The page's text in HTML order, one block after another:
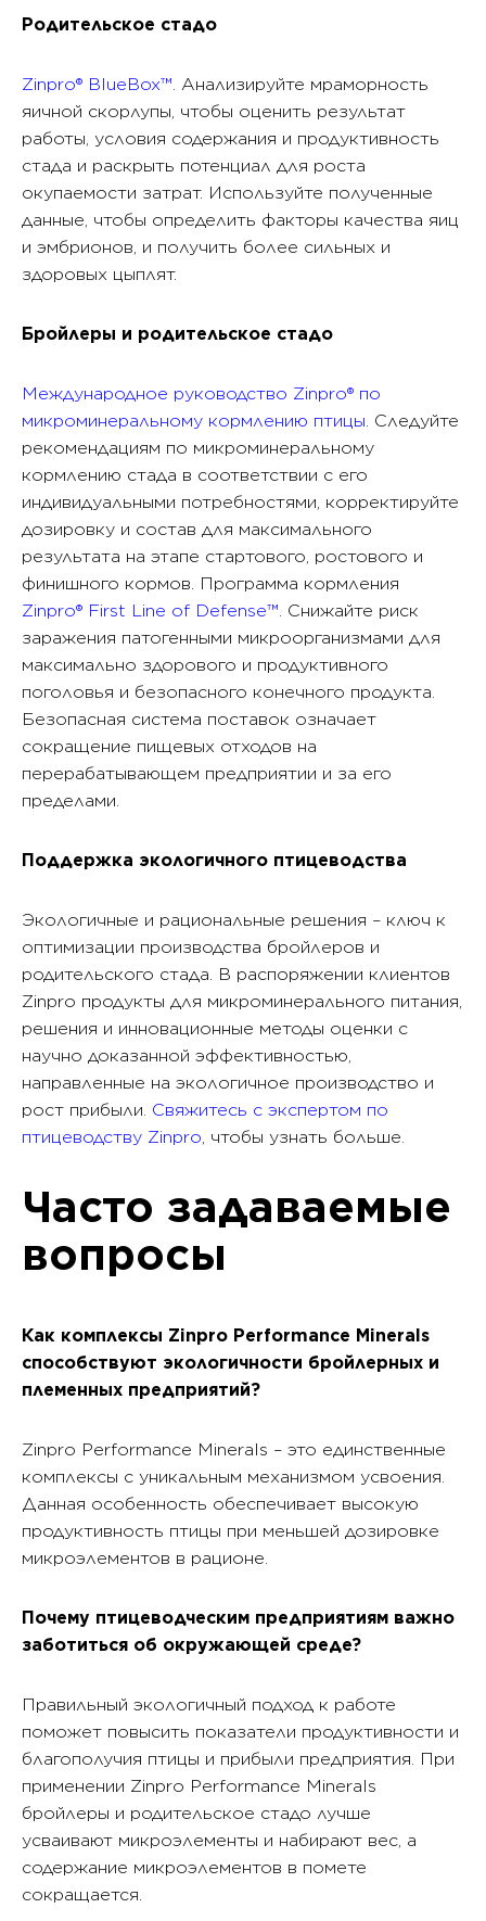
Родительское стадо
Zinpro® BlueBox™. Анализируйте мраморность
яичной скорлупы, чтобы оценить результат
работы, условия содержания и продуктивность
стада и раскрыть потенциал для роста
окупаемости затрат. Используйте полученные
данные, чтобы определить факторы качества яиц
и эмбрионов, и получить более сильных и
здоровых цыплят.
Бройлеры и родительское стадо
Международное руководство Zinpro® по
микроминеральному кормлению птицы. Следуйте
рекомендациям по микроминеральному
кормлению стада в соответствии с его
индивидуальными потребностями, корректируйте
дозировку и состав для максимального
результата на этапе стартового, ростового и
финишного кормов. Программа кормления
Zinpro® First Line of Defense™. Снижайте риск
заражения патогенными микроорганизмами для
максимально здорового и продуктивного
поголовья и безопасного конечного продукта.
Безопасная система поставок означает
сокращение пищевых отходов на
перерабатывающем предприятии и за его
пределами.
Поддержка экологичного птицеводства
Экологичные и рациональные решения – ключ к
оптимизации производства бройлеров и
родительского стада. В распоряжении клиентов
Zinpro продукты для микроминерального питания,
решения и инновационные методы оценки с
научно доказанной эффективностью,
направленные на экологичное производство и
рост прибыли. Свяжитесь с экспертом по
птицеводству Zinpro, чтобы узнать больше.
Часто задаваемые
вопросы
Как комплексы Zinpro Performance Minerals
способствуют экологичности бройлерных и
племенных предприятий?
Zinpro Performance Minerals – это единственные
комплексы с уникальным механизмом усвоения.
Данная особенность обеспечивает высокую
продуктивность птицы при меньшей дозировке
микроэлементов в рационе.
Почему птицеводческим предприятиям важно
заботиться об окружающей среде?
Правильный экологичный подход к работе
поможет повысить показатели продуктивности и
благополучия птицы и прибыли предприятия. При
применении Zinpro Performance Minerals
бройлеры и родительское стадо лучше
усваивают микроэлементы и набирают вес, а
содержание микроэлементов в помете
сокращается.